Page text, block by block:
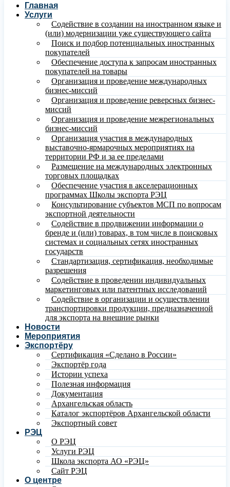
Главная
Услуги
Содействие в создании на иностранном языке и
(или) модернизации уже существующего сайта
Поиск и подбор потенциальных иностранных
покупателей
Обеспечение доступа к запросам иностранных
покупателей на товары
Организация и проведение международных
бизнес-миссий
Организация и проведение реверсных бизнес-
миссий
Организация и проведение межрегиональных
бизнес-миссий
Организация участия в международных
выставочно-ярмарочных мероприятиях на
территории РФ и за ее пределами
Размещение на международных электронных
торговых площадках
Обеспечение участия в акселерационных
программах Школы экспорта РЭЦ
Консультирование субъектов МСП по вопросам
экспортной деятельности
Содействие в продвижении информации о
бренде и (или) товарах, в том числе в поисковых
системах и социальных сетях иностранных
государств
Стандартизация, сертификация, необходимые
разрешения
Содействие в проведении индивидуальных
маркетинговых или патентных исследований
Содействие в организации и осуществлении
транспортировки продукции, предназначенной
для экспорта на внешние рынки
Новости
Мероприятия
Экспортёру
Сертификация «Сделано в России»
Экспортёр года
Истории успеха
Полезная информация
Документация
Архангельская область
Каталог экспортёров Архангельской области
Экспортный совет
РЭЦ
О РЭЦ
Услуги РЭЦ
Школа экспорта АО «РЭЦ»
Сайт РЭЦ
О центре